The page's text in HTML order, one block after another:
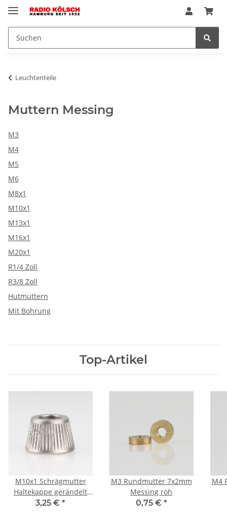
Leuchtenteile
Muttern Messing
M3
M4
M5
M6
M8x1
M10x1
M13x1
M16x1
M20x1
R1/4 Zoll
R3/8 Zoll
Hutmuttern
Mit Bohrung
Top-Artikel
M10x1 Schrägmutter
Haltekappe gerändelt
15x10mm Edelstahloptik
3,25 € *
M3 Rundmutter 7x2mm
Messing roh
0,75 € *
M4